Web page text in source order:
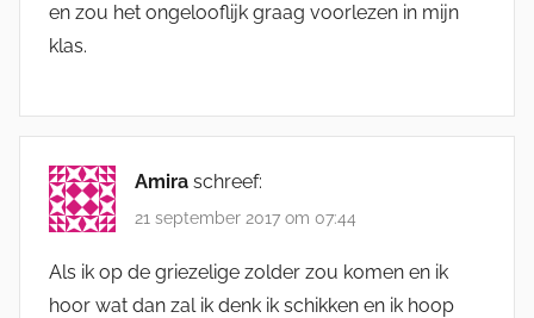
en zou het ongelooflijk graag voorlezen in mijn
klas.
Amira schreef:
21 september 2017 om 07:44
Als ik op de griezelige zolder zou komen en ik
hoor wat dan zal ik denk ik schikken en ik hoop